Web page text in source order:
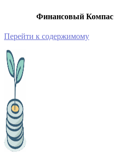
Финансовый Компас
Перейти к содержимому